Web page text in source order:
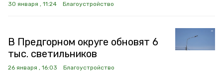
30 января , 11:24 Благоустройство
В Предгорном округе обновят 6
тыс. светильников
26 января , 16:03 Благоустройство